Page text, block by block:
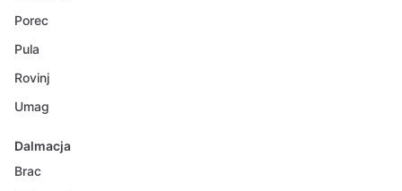
Porec
Pula
Rovinj
Umag
Dalmacja
Brac